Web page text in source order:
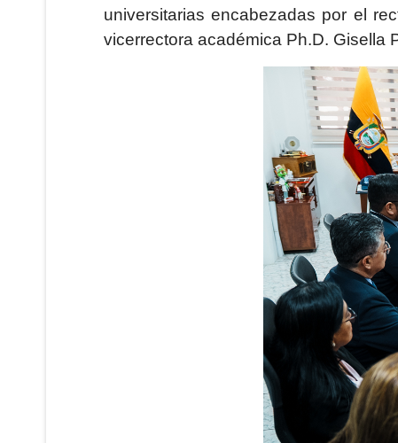
universitarias encabezadas por el
vicerrectora académica Ph.D. Gisella